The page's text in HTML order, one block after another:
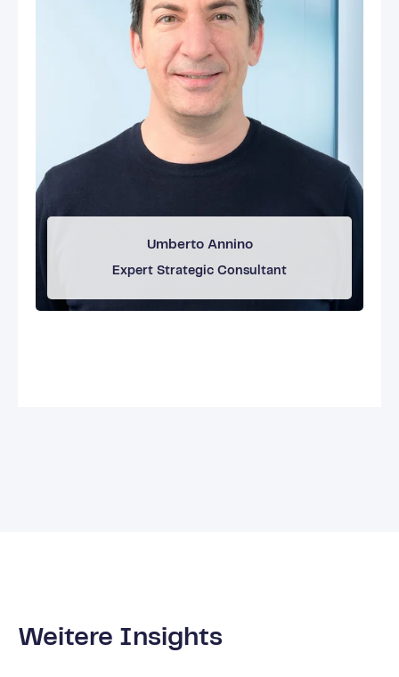
Termin buchen →
Umberto Annino
Expert Strategic Consultant
Weitere Insights